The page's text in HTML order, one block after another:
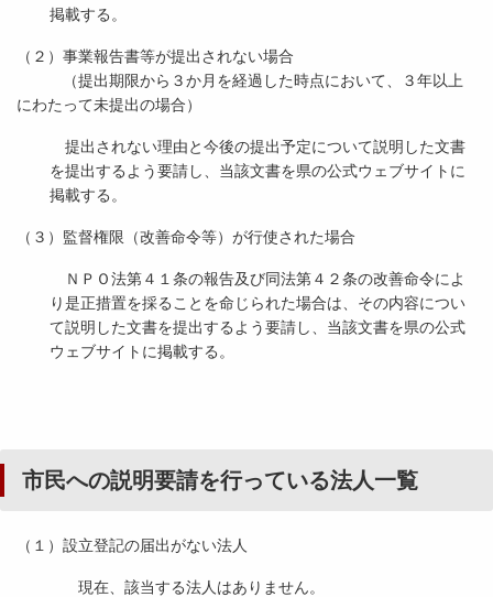
掲載する。
（２）事業報告書等が提出されない場合
（提出期限から３か月を経過した時点において、３年以上
にわたって未提出の場合）
提出されない理由と今後の提出予定について説明した文書
を提出するよう要請し、当該文書を県の公式ウェブサイトに
掲載する。
（３）監督権限（改善命令等）が行使された場合
ＮＰＯ法第４１条の報告及び同法第４２条の改善命令によ
り是正措置を採ることを命じられた場合は、その内容につい
て説明した文書を提出するよう要請し、当該文書を県の公式
ウェブサイトに掲載する。
市民への説明要請を行っている法人一覧
（１）設立登記の届出がない法人
現在、該当する法人はありません。